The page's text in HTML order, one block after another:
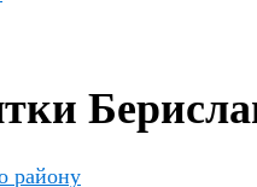
району